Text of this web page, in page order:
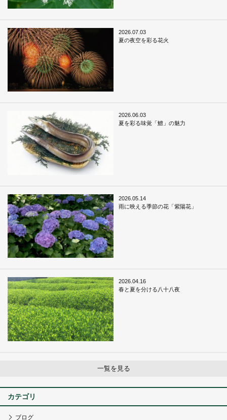
2026.07.03
夏の夜空を彩る花火
2026.06.03
夏を彩る味覚「鱧」の魅力
2026.05.14
雨に映える季節の花「紫陽花」
2026.04.16
春と夏を分ける八十八夜
一覧を見る
カテゴリ
ブログ